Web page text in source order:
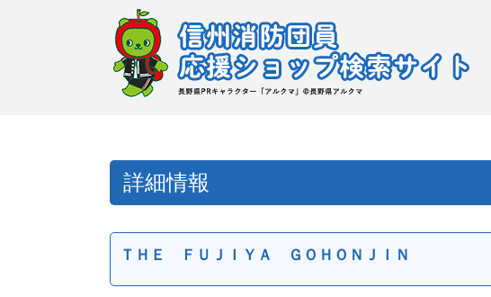
詳細情報
ＴＨＥ ＦＵＪＩＹＡ ＧＯＨＯＮＪＩＮ